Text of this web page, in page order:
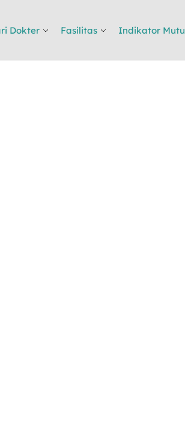
Dokter Fasilitas Indikator Mutu